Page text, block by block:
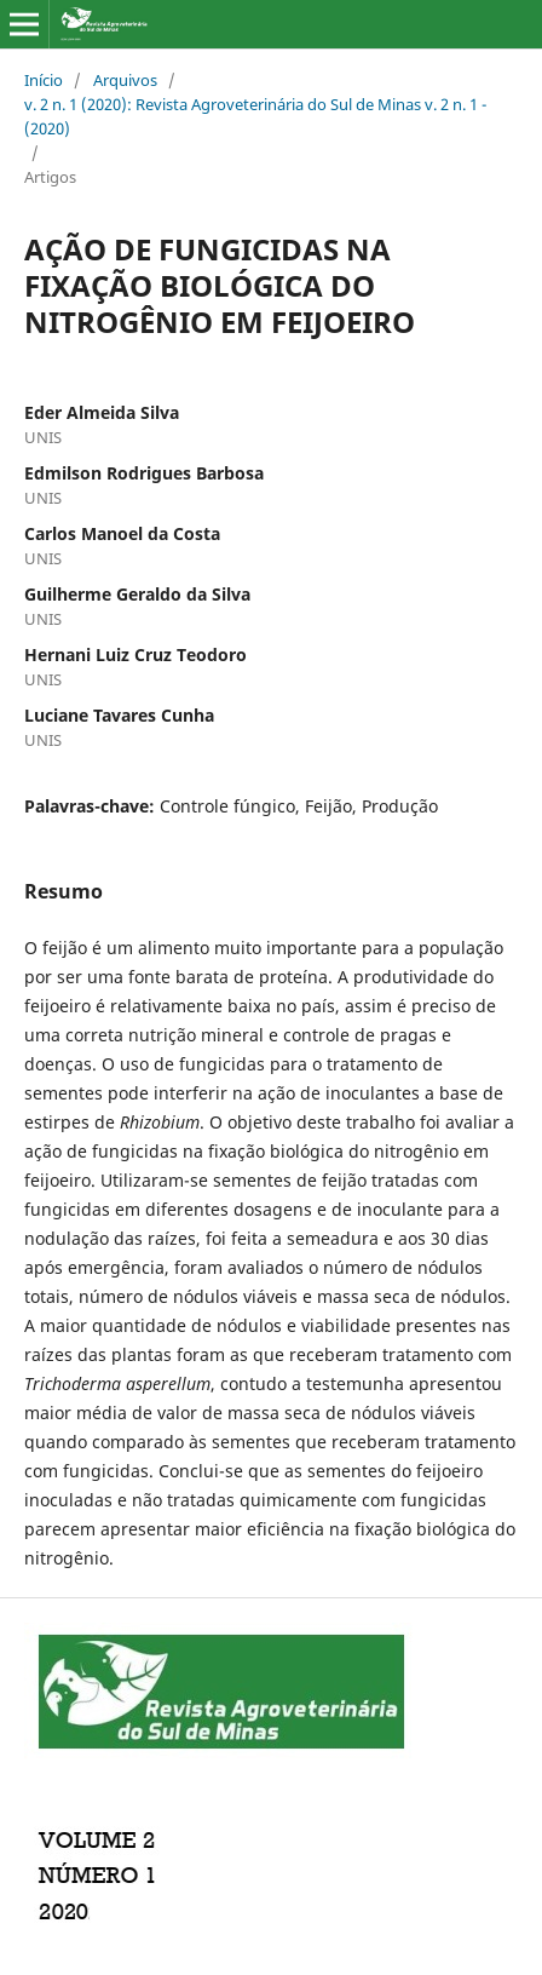
Início / Arquivos /
v. 2 n. 1 (2020): Revista Agroveterinária do Sul de Minas v. 2 n. 1 -
(2020)
/
Artigos
AÇÃO DE FUNGICIDAS NA
FIXAÇÃO BIOLÓGICA DO
NITROGÊNIO EM FEIJOEIRO
Eder Almeida Silva
UNIS
Edmilson Rodrigues Barbosa
UNIS
Carlos Manoel da Costa
UNIS
Guilherme Geraldo da Silva
UNIS
Hernani Luiz Cruz Teodoro
UNIS
Luciane Tavares Cunha
UNIS
Palavras-chave: Controle fúngico, Feijão, Produção
Resumo
O feijão é um alimento muito importante para a população
por ser uma fonte barata de proteína. A produtividade do
feijoeiro é relativamente baixa no país, assim é preciso de
uma correta nutrição mineral e controle de pragas e
doenças. O uso de fungicidas para o tratamento de
sementes pode interferir na ação de inoculantes a base de
estirpes de Rhizobium. O objetivo deste trabalho foi avaliar a
ação de fungicidas na fixação biológica do nitrogênio em
feijoeiro. Utilizaram-se sementes de feijão tratadas com
fungicidas em diferentes dosagens e de inoculante para a
nodulação das raízes, foi feita a semeadura e aos 30 dias
após emergência, foram avaliados o número de nódulos
totais, número de nódulos viáveis e massa seca de nódulos.
A maior quantidade de nódulos e viabilidade presentes nas
raízes das plantas foram as que receberam tratamento com
Trichoderma asperellum, contudo a testemunha apresentou
maior média de valor de massa seca de nódulos viáveis
quando comparado às sementes que receberam tratamento
com fungicidas. Conclui-se que as sementes do feijoeiro
inoculadas e não tratadas quimicamente com fungicidas
parecem apresentar maior eficiência na fixação biológica do
nitrogênio.